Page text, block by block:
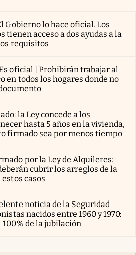
Gobierno lo hace oficial. Los
tienen acceso a dos ayudas a la
requisitos
oficial | Prohibirán trabajar al
en todos los hogares donde no
la Ley concede a los
hasta 5 años en la vivienda,
firmado sea por menos tiempo
por la Ley de Alquileres:
cubrir los arreglos de la
casos
noticia de la Seguridad
nacidos entre 1960 y 1970:
de la jubilación